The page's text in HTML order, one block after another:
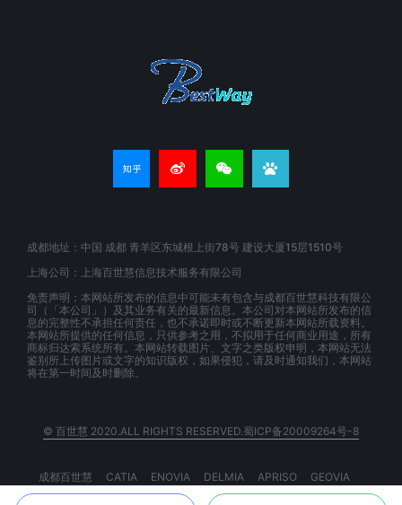
成都地址：中国 成都 青羊区东城根上街78号 建设大厦15层1510号
上海公司：上海百世慧信息技术服务有限公司
免责声明：本网站所发布的信息中可能未有包含与成都百世慧科技有限公
司（「本公司」）及其业务有关的最新信息。本公司对本网站所发布的信
息的完整性不承担任何责任，也不承诺即时或不断更新本网站所载资料。
本网站所提供的任何信息，只供参考之用，不拟用于任何商业用途，所有
商标归达索系统所有。本网站转载图片、文字之类版权申明，本网站无法
鉴别所上传图片或文字的知识版权，如果侵犯，请及时通知我们，本网站
将在第一时间及时删除。
© 百世慧 2020.ALL RIGHTS RESERVED.蜀ICP备20009264号-8
成都百世慧 CATIA ENOVIA DELMIA APRISO
GEOVIA
BIOVIA
EXALEAD 3DSPACEX 3DEXPERIENCE